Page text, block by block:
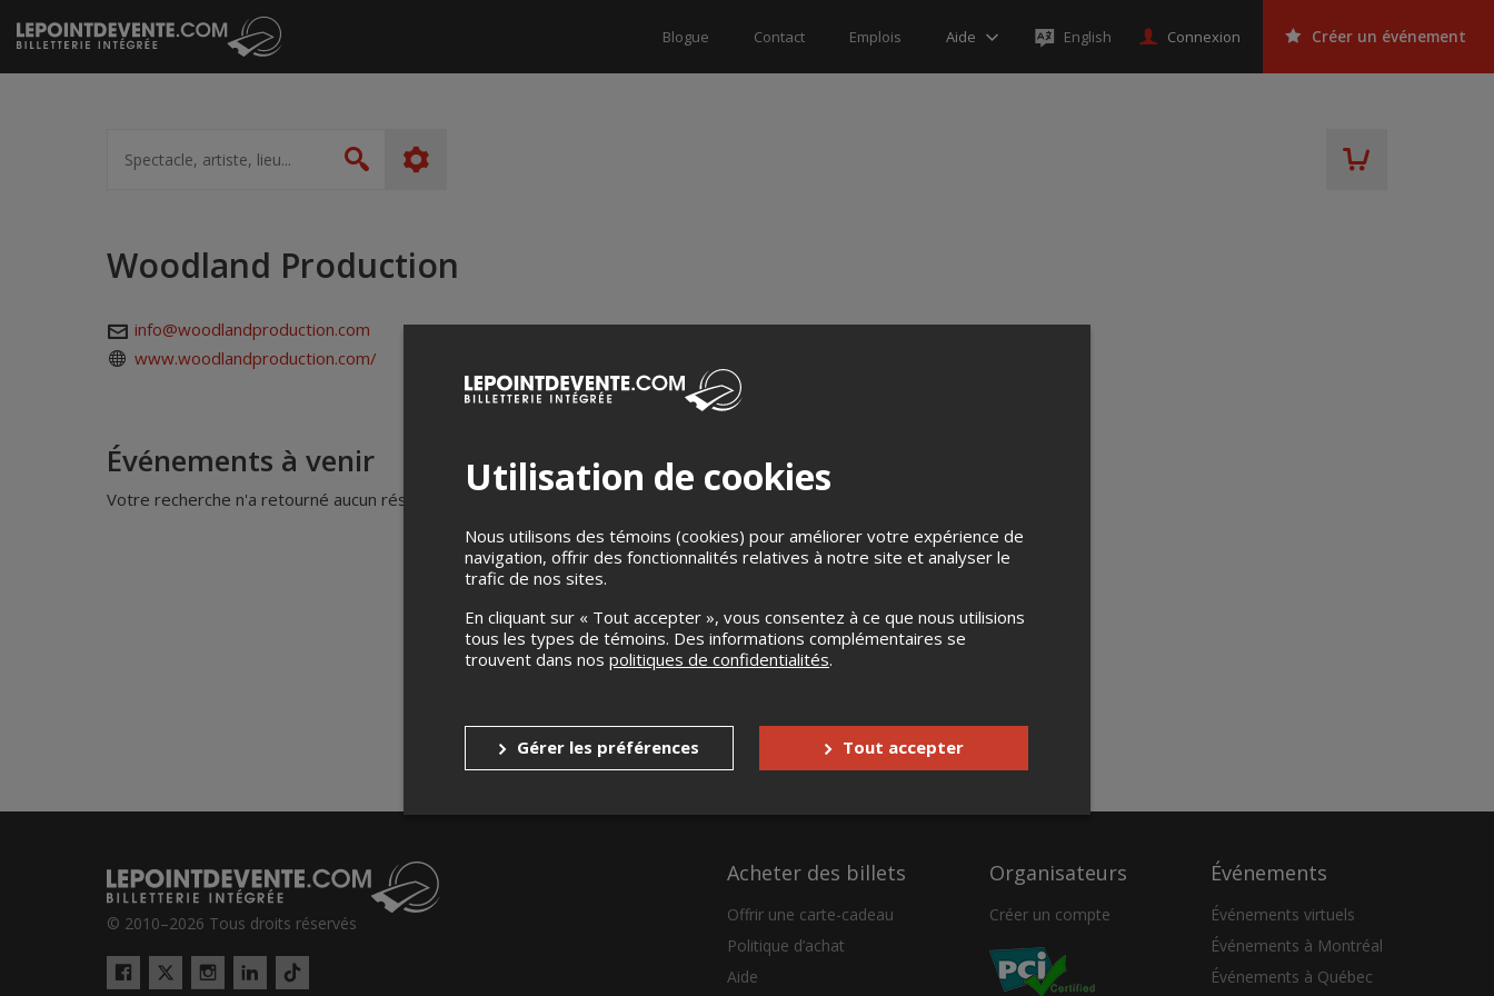
Passer
au
contenu
Blogue Contact Emplois Aide English Connexion Créer un événement
artiste,
lieu...
Rechercher
Woodland Production
info@woodlandproduction.com
www.woodlandproduction.com/
Événements à venir
Votre recherche n'a retourné aucun résultat.
© 2010–2026 Tous droits réservés
Twitter Tiktok
Acheter des billets
Offrir une carte-cadeau
Politique d’achat
Aide
Organisateurs
Créer un compte
Événements
Événements virtuels
Événements à Montréal
Événements à Québec
Utilisation de cookies
Nous utilisons des témoins (cookies) pour améliorer votre expérience de
navigation, offrir des fonctionnalités relatives à notre site et analyser le
trafic de nos sites.
En cliquant sur « Tout accepter », vous consentez à ce que nous utilisions
tous les types de témoins. Des informations complémentaires se
trouvent dans nos politiques de confidentialités.
Gérer les préférences Tout accepter